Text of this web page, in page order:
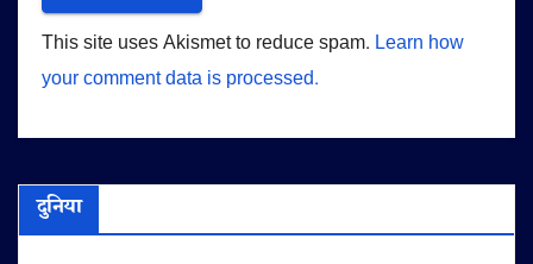
This site uses Akismet to reduce spam. Learn how
your comment data is processed.
दुनिया